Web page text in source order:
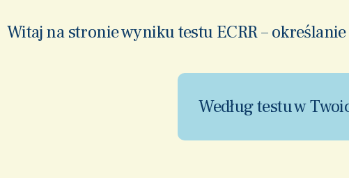
Witaj na stronie wyniku testu ECRR –
Według testu w